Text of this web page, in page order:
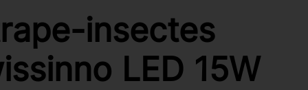
insectes
LED 15W